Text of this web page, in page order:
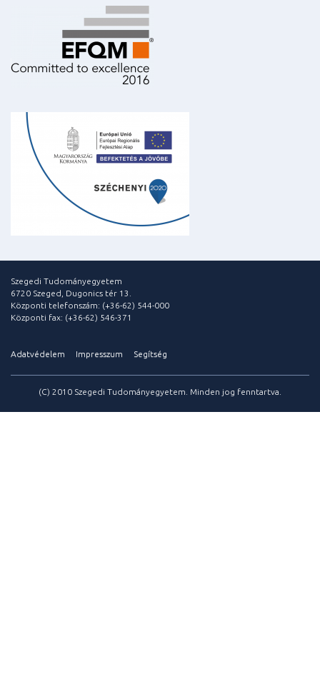
Szegedi Tudományegyetem
6720 Szeged, Dugonics tér 13.
Központi telefonszám: (+36-62) 544-000
Központi fax: (+36-62) 546-371
Adatvédelem Impresszum Segítség
(C) 2010 Szegedi Tudományegyetem. Minden jog fenntartva.